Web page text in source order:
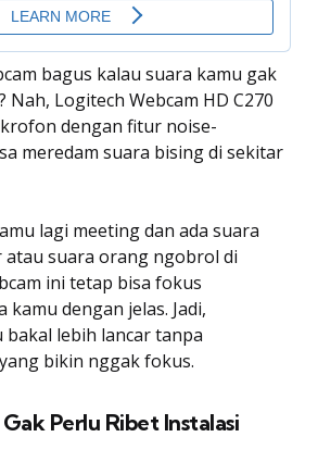
bagus kalau suara kamu gak
Nah, Logitech Webcam HD C270
dengan fitur noise-
meredam suara bising di sekitar
lagi meeting dan ada suara
atau suara orang ngobrol di
ini tetap bisa fokus
kamu dengan jelas. Jadi,
lebih lancar tanpa
bikin nggak fokus.
Perlu Ribet Instalasi